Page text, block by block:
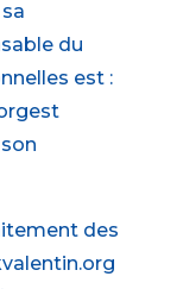
du
est :
des